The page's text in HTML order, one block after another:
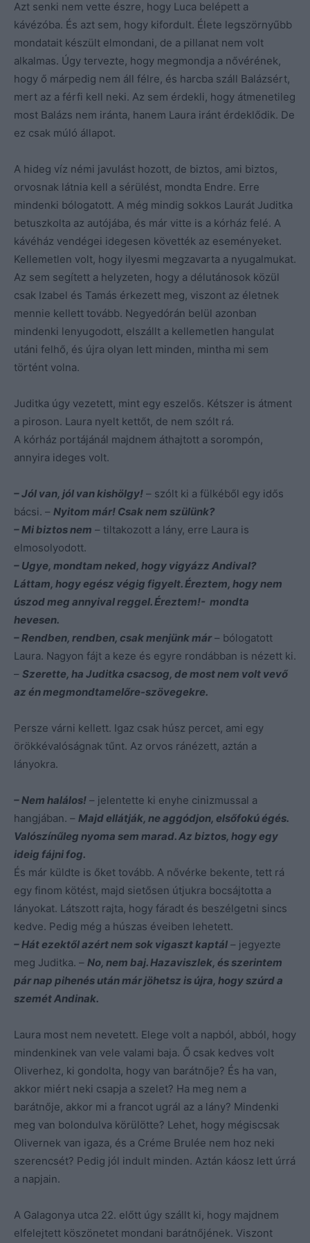
Azt senki nem vette észre, hogy Luca belépett a
kávézóba. És azt sem, hogy kifordult. Élete legszörnyűbb
mondatait készült elmondani, de a pillanat nem volt
alkalmas. Úgy tervezte, hogy megmondja a nővérének,
hogy ő márpedig nem áll félre, és harcba száll Balázsért,
mert az a férfi kell neki. Az sem érdekli, hogy átmenetileg
most Balázs nem iránta, hanem Laura iránt érdeklődik. De
ez csak múló állapot.
A hideg víz némi javulást hozott, de biztos, ami biztos,
orvosnak látnia kell a sérülést, mondta Endre. Erre
mindenki bólogatott. A még mindig sokkos Laurát Juditka
betuszkolta az autójába, és már vitte is a kórház felé. A
kávéház vendégei idegesen követték az eseményeket.
Kellemetlen volt, hogy ilyesmi megzavarta a nyugalmukat.
Az sem segített a helyzeten, hogy a délutánosok közül
csak Izabel és Tamás érkezett meg, viszont az életnek
mennie kellett tovább. Negyedórán belül azonban
mindenki lenyugodott, elszállt a kellemetlen hangulat
utáni felhő, és újra olyan lett minden, mintha mi sem
történt volna.
Juditka úgy vezetett, mint egy eszelős. Kétszer is átment
a piroson. Laura nyelt kettőt, de nem szólt rá.
A kórház portájánál majdnem áthajtott a sorompón,
annyira ideges volt.
– Jól van, jól van kishölgy! – szólt ki a fülkéből egy idős
bácsi. – Nyitom már! Csak nem szülünk?
– Mi biztos nem – tiltakozott a lány, erre Laura is
elmosolyodott.
– Ugye, mondtam neked, hogy vigyázz Andival?
Láttam, hogy egész végig figyelt. Éreztem, hogy nem
úszod meg annyival reggel. Éreztem!- mondta
hevesen.
– Rendben, rendben, csak menjünk már – bólogatott
Laura. Nagyon fájt a keze és egyre rondábban is nézett ki.
– Szerette, ha Juditka csacsog, de most nem volt vevő
az én megmondtamelőre-szövegekre.
Persze várni kellett. Igaz csak húsz percet, ami egy
örökkévalóságnak tűnt. Az orvos ránézett, aztán a
lányokra.
– Nem halálos! – jelentette ki enyhe cinizmussal a
hangjában. – Majd ellátják, ne aggódjon, elsőfokú égés.
Valószínűleg nyoma sem marad. Az biztos, hogy egy
ideig fájni fog.
És már küldte is őket tovább. A nővérke bekente, tett rá
egy finom kötést, majd sietősen útjukra bocsájtotta a
lányokat. Látszott rajta, hogy fáradt és beszélgetni sincs
kedve. Pedig még a húszas éveiben lehetett.
– Hát ezektől azért nem sok vigaszt kaptál – jegyezte
meg Juditka. – No, nem baj. Hazaviszlek, és szerintem
pár nap pihenés után már jöhetsz is újra, hogy szúrd a
szemét Andinak.
Laura most nem nevetett. Elege volt a napból, abból, hogy
mindenkinek van vele valami baja. Ő csak kedves volt
Oliverhez, ki gondolta, hogy van barátnője? És ha van,
akkor miért neki csapja a szelet? Ha meg nem a
barátnője, akkor mi a francot ugrál az a lány? Mindenki
meg van bolondulva körülötte? Lehet, hogy mégiscsak
Olivernek van igaza, és a Créme Brulée nem hoz neki
szerencsét? Pedig jól indult minden. Aztán káosz lett úrrá
a napjain.
A Galagonya utca 22. előtt úgy szállt ki, hogy majdnem
elfelejtett köszönetet mondani barátnőjének. Viszont